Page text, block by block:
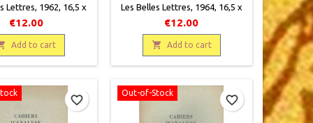
Lettres, 1962, 16,5 x
pages, broché,
Bon état. Couverture
les bords. Taches
rose au verso.
Voir les autres
€12.00
Add to cart
Les Belles Lettres, 1964, 16,5 x
25, 113 pages, broché,
occasion. Bon état. Couverture
insolée sur les bords.
Rousseurs. En partie non
coupé.Voir les autres Cahiers
€12.00
 Add to cart
favorite_border
Out-of-Stock
favorite_border